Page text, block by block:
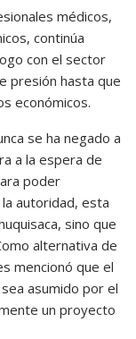
médicos,
continúa
con el sector
presión hasta que
económicos.
se ha negado a
a la espera de
poder
autoridad, esta
sino que
alternativa de
mencionó que el
asumido por el
un proyecto